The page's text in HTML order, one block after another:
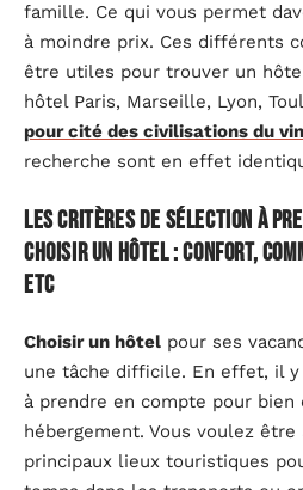
famille. Ce qui vous permet
à moindre prix. Ces différents
être utiles pour trouver un
hôtel Paris, Marseille, Lyon,
pour cité des civilisations du vin
recherche sont en effet
Les critères de sélection à
choisir un hôtel : confort,
etc
Choisir un hôtel pour ses
une tâche difficile. En effet, il
à prendre en compte pour bien
hébergement. Vous voulez
principaux lieux touristiques